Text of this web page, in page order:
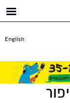
English